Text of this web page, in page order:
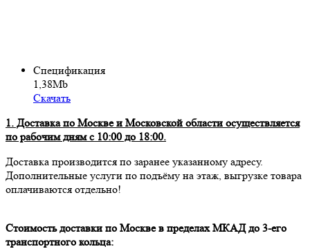
Спецификация
1,38Mb
Скачать
1. Доставка по Москве и Московской области осуществляется
по рабочим дням с 10:00 до 18:00.
Доставка производится по заранее указанному адресу.
Дополнительные услуги по подъёму на этаж, выгрузке товара
оплачиваются отдельно!
Стоимость доставки по Москве в пределах МКАД до 3-его
транспортного кольца: